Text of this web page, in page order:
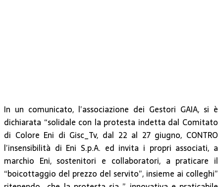
In un comunicato, l’associazione dei Gestori GAIA, si è
dichiarata “solidale con la protesta indetta dal Comitato
di Colore Eni di Gisc_Tv, dal 22 al 27 giugno, CONTRO
l’insensibilità di Eni S.p.A. ed invita i propri associati, a
marchio Eni, sostenitori e collaboratori, a praticare il
“boicottaggio del prezzo del servito”, insieme ai colleghi”